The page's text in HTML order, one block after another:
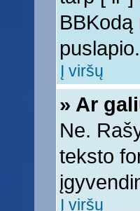
puslapio.
Į viršų
» Ar
Ne.
teksto
Į viršų